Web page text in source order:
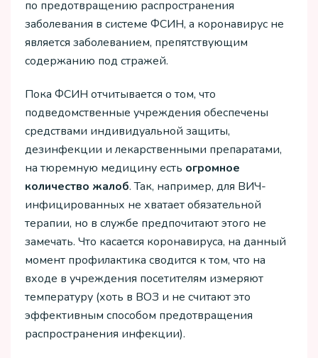
по предотвращению распространения
заболевания в системе ФСИН, а коронавирус не
является заболеванием, препятствующим
содержанию под стражей.
Пока ФСИН отчитывается о том, что
подведомственные учреждения обеспечены
средствами индивидуальной защиты,
дезинфекции и лекарственными препаратами,
на тюремную медицину есть огромное
количество жалоб. Так, например, для ВИЧ-
инфицированных не хватает обязательной
терапии, но в службе предпочитают этого не
замечать. Что касается коронавируса, на данный
момент профилактика сводится к том, что на
входе в учреждения посетителям измеряют
температуру (хоть в ВОЗ и не считают это
эффективным способом предотвращения
распространения инфекции).